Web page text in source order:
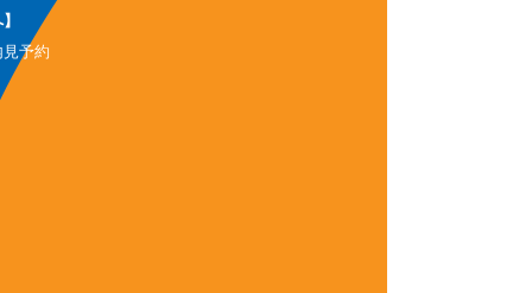
予約